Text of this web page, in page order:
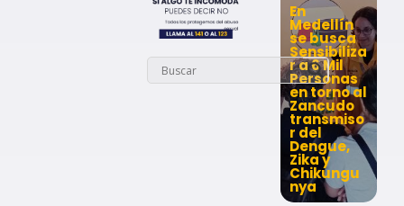
En
Medellín
se busca
Sensibiliza
r a 6 Mil
Personas
en torno al
Zancudo
transmiso
r del
Dengue,
Zika y
Chikungu
nya